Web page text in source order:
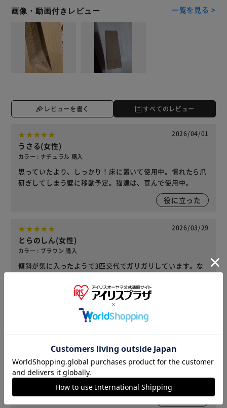
画像・動画付きレビュー 一覧を見る >
レビューを書く すべてのレビュー
2026/04/01
うさる(女性)
カラー : ナチュラル 購入
思っていたより、しっかり！床に置いて使用中。慣れたら爪
研ぎしてしまう壁に移動予定。猫達は、喜んで使用中。
役に立った
2026/03/29
とらのしん(女性)
カラー : ブラウン 購入
傾斜が気に入ったようで3匹交代でガリガリしています。な
ぷーり(女性)
カラー : ブラウン 購入
6kg越えの子に買いました。壁に立てた状態でも、床に寝か
せて置いても、大きな猫が楽な姿勢で爪研ぎ出来ます。購入
して良かったです。
役に立った